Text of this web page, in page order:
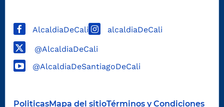
AlcaldiaDeCali alcaldiaDeCali
@AlcaldiaDeCali
@AlcaldiaDeSantiagoDeCali
PoliticasMapa del sitioTérminos y Condiciones